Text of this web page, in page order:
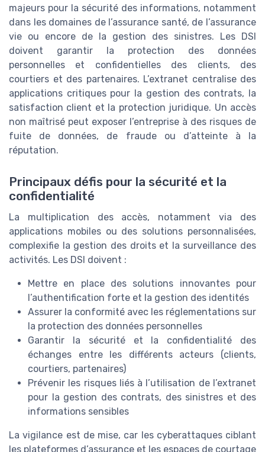
majeurs pour la sécurité des informations, notamment
dans les domaines de l’assurance santé, de l’assurance
vie ou encore de la gestion des sinistres. Les DSI
doivent garantir la protection des données
personnelles et confidentielles des clients, des
courtiers et des partenaires. L’extranet centralise des
applications critiques pour la gestion des contrats, la
satisfaction client et la protection juridique. Un accès
non maîtrisé peut exposer l’entreprise à des risques de
fuite de données, de fraude ou d’atteinte à la
réputation.
Principaux défis pour la sécurité et la
confidentialité
La multiplication des accès, notamment via des
applications mobiles ou des solutions personnalisées,
complexifie la gestion des droits et la surveillance des
activités. Les DSI doivent :
Mettre en place des solutions innovantes pour
l’authentification forte et la gestion des identités
Assurer la conformité avec les réglementations sur
la protection des données personnelles
Garantir la sécurité et la confidentialité des
échanges entre les différents acteurs (clients,
courtiers, partenaires)
Prévenir les risques liés à l’utilisation de l’extranet
pour la gestion des contrats, des sinistres et des
informations sensibles
La vigilance est de mise, car les cyberattaques ciblant
les plateformes d’assurance et les espaces de courtage